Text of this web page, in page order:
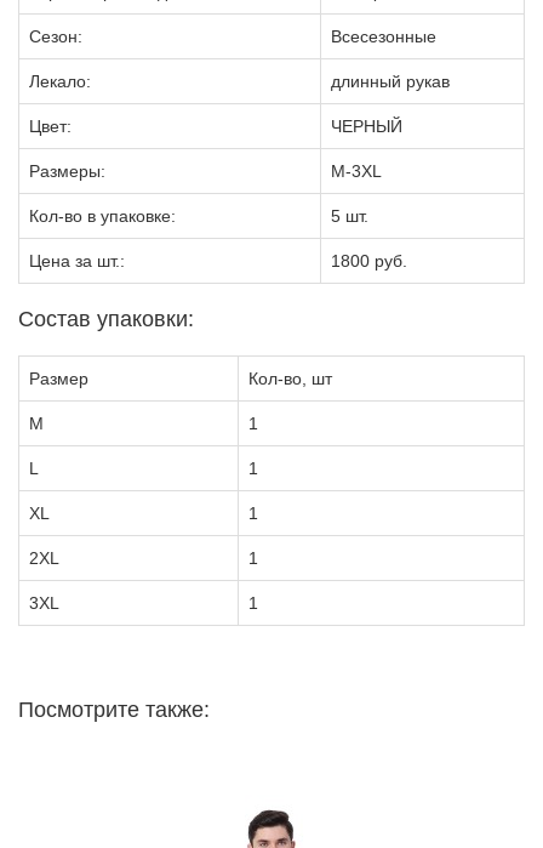
Сезон: Всесезонные
Лекало: длинный рукав
Цвет: ЧЕРНЫЙ
Размеры: M-3XL
Кол-во в упаковке: 5 шт.
Цена за шт.: 1800 руб.
Состав упаковки:
Размер Кол-во, шт
M 1
L 1
XL 1
2XL 1
3XL 1
Посмотрите также: